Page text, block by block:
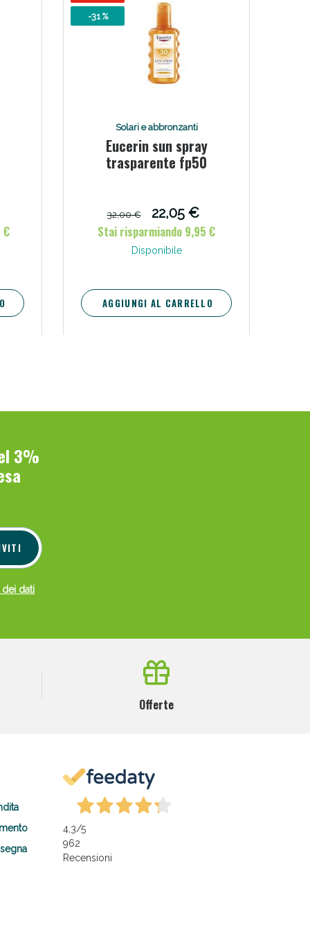
€
-31 %
Solari e abbronzanti
Eucerin sun spray
trasparente fp50
32,00 €
22,05 €
Stai risparmiando 9,95 €
Disponibile
AGGIUNGI AL CARRELLO
3%
dati
Offerte
4,3/5
962
Recensioni